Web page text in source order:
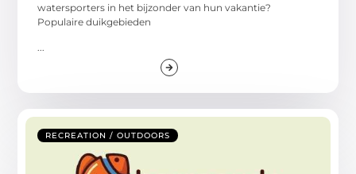
watersporters in het bijzonder van hun vakantie?
Populaire duikgebieden
...
RECREATION / OUTDOORS